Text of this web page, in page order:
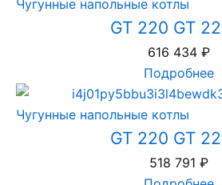
Чугунные напольные котлы
GT 220 GT
616 434 ₽
Подробнее
Чугунные напольные котлы
GT 220 GT
518 791 ₽